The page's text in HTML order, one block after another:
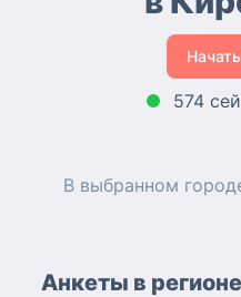
574
В выбранном
Анкеты в